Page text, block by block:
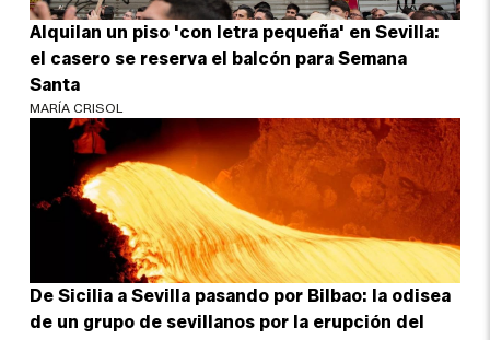
Alquilan un piso 'con letra pequeña' en Sevilla:
el casero se reserva el balcón para Semana
Santa
MARÍA CRISOL
De Sicilia a Sevilla pasando por Bilbao: la odisea
de un grupo de sevillanos por la erupción del